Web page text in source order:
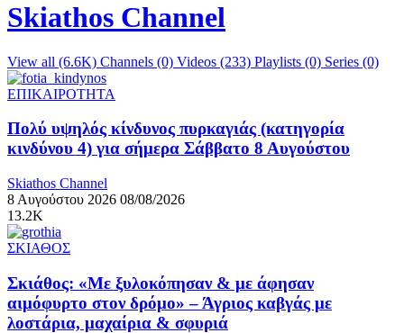
Skiathos Channel
View all (6.6K) Channels (0) Videos (233) Playlists (0) Series (0)
ΕΠΙΚΑΙΡΟΤΗΤΑ
Πολύ υψηλός κίνδυνος πυρκαγιάς (κατηγορία
κινδύνου 4) για σήμερα Σάββατο 8 Αυγούστου
Skiathos Channel
8 Αυγούστου 2026 08/08/2026
13.2K
ΣΚΙΑΘΟΣ
Σκιάθος: «Με ξυλοκόπησαν & με άφησαν
αιμόφυρτο στον δρόμο» – Άγριος καβγάς με
λοστάρια, μαχαίρια & σφυριά